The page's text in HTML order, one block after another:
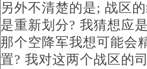
另外不清楚的是; 战区
是重新划分? 我猜想应
那个空降军我想可能会
置? 我对这两个战区的